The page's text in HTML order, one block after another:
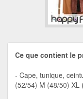
Ce que contient le
Cape, tunique,
(52/54) M (48/50) XL